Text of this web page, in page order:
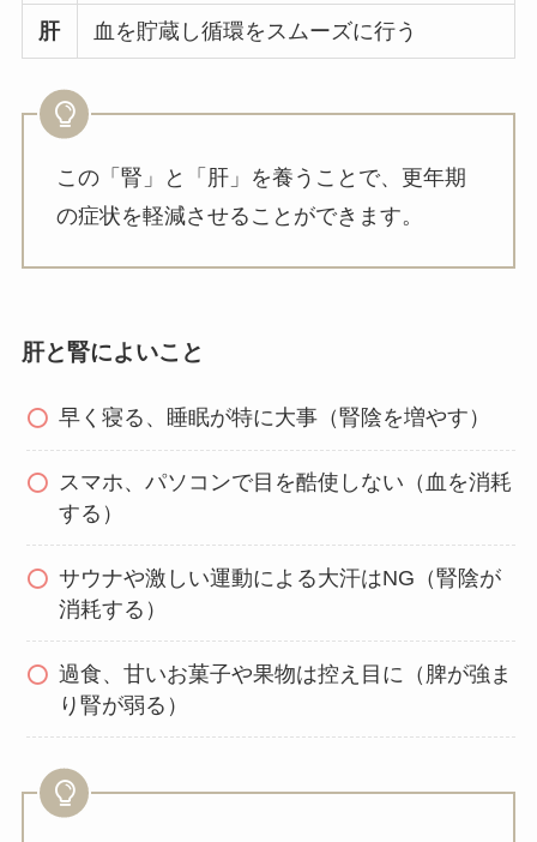
肝 血を貯蔵し循環をスムーズに行う
この「腎」と「肝」を養うことで、更年期
の症状を軽減させることができます。
肝と腎によいこと
早く寝る、睡眠が特に大事（腎陰を増やす）
スマホ、パソコンで目を酷使しない（血を消耗
する）
サウナや激しい運動による大汗はNG（腎陰が
消耗する）
過食、甘いお菓子や果物は控え目に（脾が強ま
り腎が弱る）